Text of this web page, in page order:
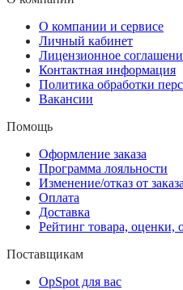
О компании и сервисе
Личный кабинет
Лицензионное
Контактная информация
Политика обработки
Вакансии
Помощь
Оформление заказа
Программа лояльности
Изменение/отказ от
Оплата
Доставка
Рейтинг товара, оценки,
Поставщикам
OpSpot для вас